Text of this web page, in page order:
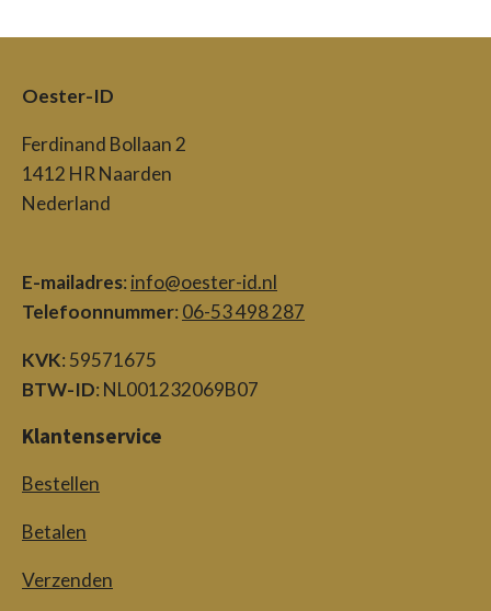
Oester-ID
Ferdinand Bollaan 2
1412 HR Naarden
Nederland
E-mailadres: info@oester-id.nl
Telefoonnummer: 06-53 498 287
KVK: 59571675
BTW-ID: NL001232069B07
Klantenservice
Bestellen
Betalen
Verzenden